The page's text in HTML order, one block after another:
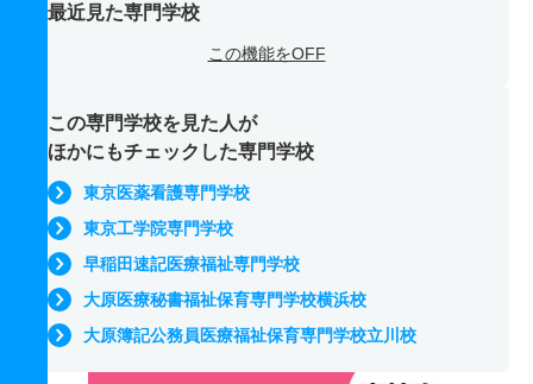
最近見た専門学校
この機能をOFF
この専門学校を見た人が
ほかにもチェックした専門学校
東京医薬看護専門学校
東京工学院専門学校
早稲田速記医療福祉専門学校
大原医療秘書福祉保育専門学校横浜校
大原簿記公務員医療福祉保育専門学校立川校